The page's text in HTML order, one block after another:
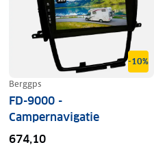
-10%
Berggps
FD-9000 -
Campernavigatie
674,10